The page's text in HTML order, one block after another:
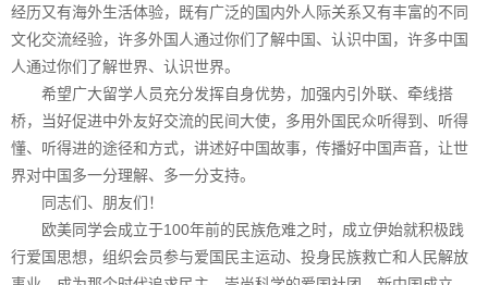
经历又有海外生活体验，既有广泛的国内外人际关系又有丰富的不同
文化交流经验，许多外国人通过你们了解中国、认识中国，许多中国
人通过你们了解世界、认识世界。
希望广大留学人员充分发挥自身优势，加强内引外联、牵线搭
桥，当好促进中外友好交流的民间大使，多用外国民众听得到、听得
懂、听得进的途径和方式，讲述好中国故事，传播好中国声音，让世
界对中国多一分理解、多一分支持。
同志们、朋友们！
欧美同学会成立于100年前的民族危难之时，成立伊始就积极践
行爱国思想，组织会员参与爱国民主运动、投身民族救亡和人民解放